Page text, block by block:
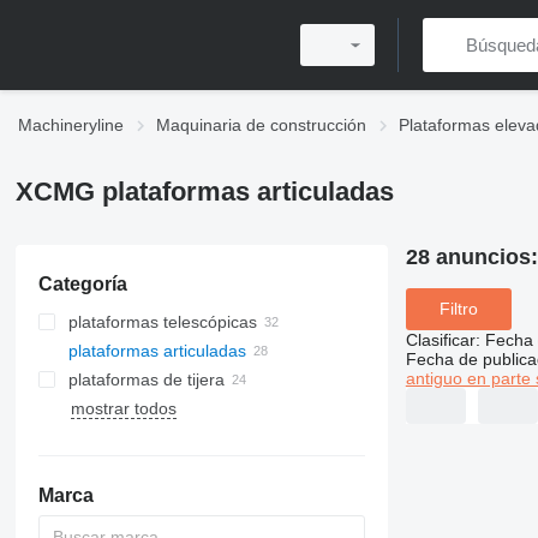
Machineryline Maquinaria de construcción Plataformas
XCMG plataformas articuladas
Categoría
plataformas telescópicas
plataformas articuladas
plataformas de tijera
mostrar todos
Marca
28 anuncios:
Filtro
Clasificar: Fecha
Fecha de
antiguo en parte